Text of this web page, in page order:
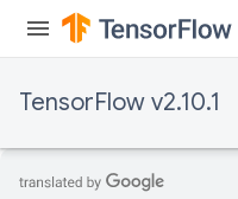
TensorFlow v2.10.1